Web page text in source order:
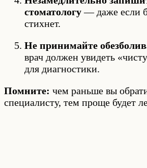
стоматологу— даже если
стихнет.
Не принимайте
врач должен увидеть
для диагностики.
Помните: чем раньше вы
специалисту, тем проще будет